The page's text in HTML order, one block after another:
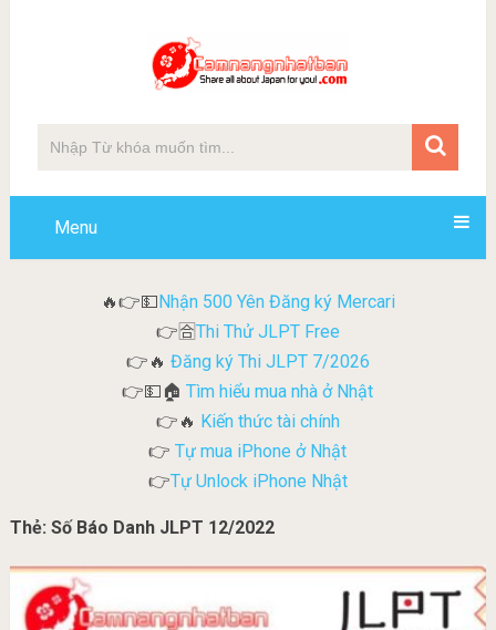
Menu
🔥👉💵Nhận 500 Yên Đăng ký Mercari
👉🈴Thi Thử JLPT Free
👉🔥 Đăng ký Thi JLPT 7/2026
👉💵🏠Tìm hiểu mua nhà ở Nhật
👉🔥 Kiến thức tài chính
👉 Tự mua iPhone ở Nhật
👉Tự Unlock iPhone Nhật
Thẻ: Số Báo Danh JLPT 12/2022